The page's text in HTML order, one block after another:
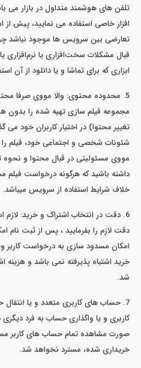
تلفن های هوشمند متداول در بازار می
افزار خاصی استفاده می نمایید، پیش از
تعارضی بین سرویس ها موجود نباشد
قبال مشکلات سخت‌افزاری یا نرم‌افزاری
ابزاری که برای تماشا و یا دانلود از آن
5. محدوده محتوی: والا مووی صرفا
مجموعه فیلم سازی تهیه شده را بدون
تغییر محتوا) در اختیار کاربران خود می
شئونات شخصی و اجتماعی خود، فیلم را
مووی مسئولیتی در قبال محتوا و نحوه
داشته باشید که هرگونه درخواست فیلم
خلاف شرایط استفاده از سرویس میباشد.
6. دقت در انتخاب اشتراک و خرید:
دقت لازم را بفرمایید ، پس از ثبت
امکان مسدود سازی به درخواست
خرید اشتباه پذیرفته نمی باشد و
شد.
7. حساب های کاربری متعدد و یا
کاربری و یا واگذاری حساب به فرد
صورت مشاهده تمام حساب های کاربر
خریداری شده، مسترد نخواهد شد.